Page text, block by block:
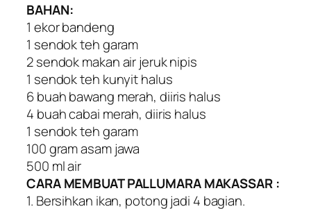
BAHAN:
1 ekor bandeng
1 sendok teh garam
2 sendok makan air jeruk nipis
1 sendok teh kunyit halus
6 buah bawang merah, diiris halus
4 buah cabai merah, diiris halus
1 sendok teh garam
100 gram asam jawa
500 ml air
CARA MEMBUAT PALLUMARA MAKASSAR :
1. Bersihkan ikan, potong jadi 4 bagian.